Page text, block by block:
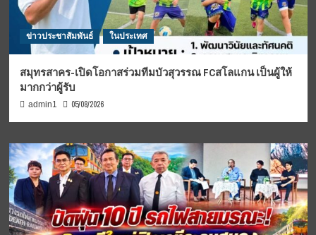
ข่าวประชาสัมพันธ์ ในประเทศ
สมุทรสาคร-เปิดโอกาสร่วมทีมบัวสุวรรณ FCสโลแกน เป็นผู้ให้
มากกว่าผู้รับ
admin1 05/08/2026